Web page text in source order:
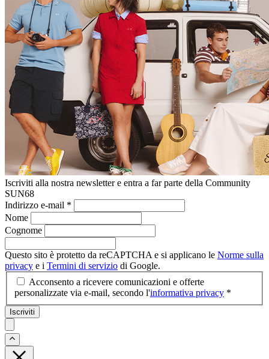
Iscriviti alla nostra newsletter e entra a far parte della Community
SUN68
Indirizzo e-mail *
Nome
Cognome
Questo sito è protetto da reCAPTCHA e si applicano le Norme sulla
privacy e i Termini di servizio di Google.
Acconsento a ricevere comunicazioni e offerte
personalizzate via e-mail, secondo l'informativa privacy *
Iscriviti